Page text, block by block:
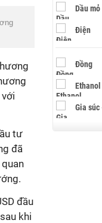
tư
đã
đầu
khi
Dầu mỏ
Điện
Đồng
Ethanol
Gia súc